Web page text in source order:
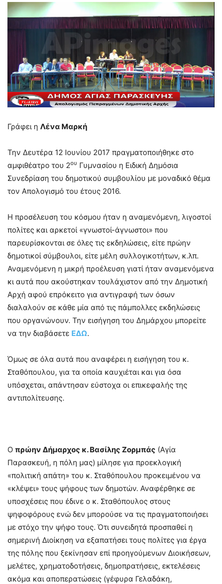
Γράφει η Λένα Μαρκή
Την Δευτέρα 12 Ιουνίου 2017 πραγματοποιήθηκε στο
αμφιθέατρο του 2ου Γυμνασίου η Ειδική Δημόσια
Συνεδρίαση του δημοτικού συμβουλίου με μοναδικό θέμα
τον Απολογισμό του έτους 2016.
Η προσέλευση του κόσμου ήταν η αναμενόμενη, λιγοστοί
πολίτες και αρκετοί «γνωστοί-άγνωστοι» που
παρευρίσκονται σε όλες τις εκδηλώσεις, είτε πρώην
δημοτικοί σύμβουλοι, είτε μέλη συλλογικοτήτων, κ.λπ.
Αναμενόμενη η μικρή προέλευση γιατί ήταν αναμενόμενα
κι αυτά που ακούστηκαν τουλάχιστον από την Δημοτική
Αρχή αφού επρόκειτο για αντιγραφή των όσων
διαλαλούν σε κάθε μία από τις πάμπολλες εκδηλώσεις
που οργανώνουν. Την εισήγηση του Δημάρχου μπορείτε
να την διαβάσετε ΕΔΩ.
Όμως σε όλα αυτά που αναφέρει η εισήγηση του κ.
Σταθόπουλου, για τα οποία καυχιέται και για όσα
υπόσχεται, απάντησαν εύστοχα οι επικεφαλής της
αντιπολίτευσης.
Ο πρώην Δήμαρχος κ. Βασίλης Ζορμπάς (Αγία
Παρασκευή, η πόλη μας) μίλησε για προεκλογική
«πολιτική απάτη» του κ. Σταθόπουλου προκειμένου να
«κλέψει» τους ψήφους των δημοτών. Αναφέρθηκε σε
υποσχέσεις που έδινε ο κ. Σταθόπουλος στους
ψηφοφόρους ενώ δεν μπορούσε να τις πραγματοποιήσει
με στόχο την ψήφο τους. Ότι συνειδητά προσπαθεί η
σημερινή Διοίκηση να εξαπατήσει τους πολίτες για έργα
της πόλης που ξεκίνησαν επί προηγούμενων Διοικήσεων,
μελέτες, χρηματοδοτήσεις, δημοπρατήσεις, εκτελέσεις
ακόμα και αποπερατώσεις (γέφυρα Γελαδάκη,